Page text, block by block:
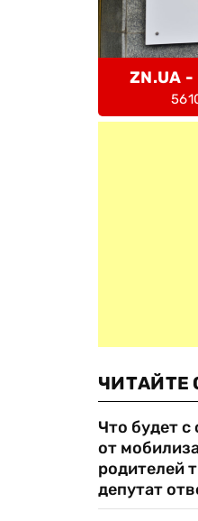
ZN.UA
ЧИТАЙТЕ
Что будет с
от
родителей
депутат